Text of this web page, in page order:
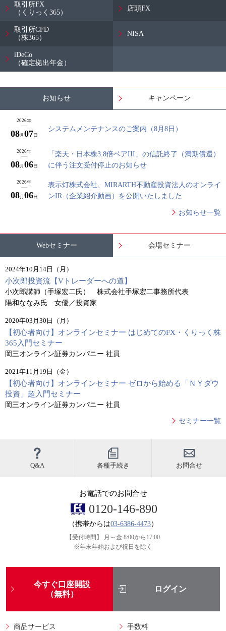
取引所FX
（くりっく365）
店頭FX
取引所CFD
（株365）
NISA
iDeCo
（確定拠出年金）
お知らせ キャンペーン
2026年
08月 07 日
システムメンテナンスのご案内（8月8日）
2026年
08月 06日
「楽天・日本株3.8倍ベアIII」の信託終了（満期償還）
に伴う注文受付停止のお知らせ
2026年
08月 06日
表示灯株式会社、MIRARTH不動産投資法人のオンライ
ンIR（企業紹介動画）を公開いたしました
お知らせ一覧
Webセミナー 会場セミナー
2024年10月14日（月）
小次郎投資流【Vトレーダーへの道】
小次郎講師（手塚宏二氏） 株式会社手塚宏二事務所代表
陽和ななみ氏 女優／投資家
2020年03月30日（月）
【初心者向け】オンラインセミナー はじめてのFX・くりっく株
365入門セミナー
岡三オンライン証券カンパニー 社員
2021年11月19日（金）
【初心者向け】オンラインセミナー ゼロから始める「ＮＹダウ
投資」超入門セミナー
岡三オンライン証券カンパニー 社員
セミナー一覧
Q&A 各種手続き お問合せ
お電話でのお問合せ
0120-146-890
（携帯からは03-6386-4473）
【受付時間】
月～金 8:00から17:00
※年末年始および祝日を除く
今すぐ口座開設
（無料）
ログイン
商品サービス
手数料